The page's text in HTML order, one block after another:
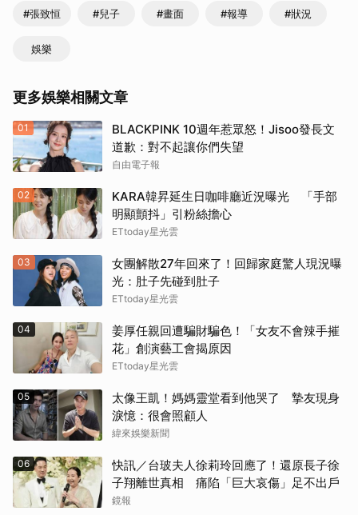
#張致恒 #兒子 #畫面 #報導 #狀況
娛樂
更多娛樂相關文章
01
BLACKPINK 10週年惹眾怒！Jisoo發長文
道歉：對不起讓你們失望
自由電子報
02
KARA韓昇延生日咖啡廳近況曝光 「手部
明顯顫抖」引粉絲擔心
ETtoday星光雲
03
女團解散27年回來了！回歸家庭驚人現況曝
光：肚子先碰到肚子
ETtoday星光雲
04
姜厚任親回遭騙財騙色！「女友不會辣手摧
花」創演藝工會揭原因
ETtoday星光雲
05
太像王凱！媽媽靈堂看到他哭了 摯友現身
淚憶：很會照顧人
緯來娛樂新聞
06
快訊／台玻夫人徐莉玲回應了！還原長子徐
子翔離世真相 痛陷「巨大哀傷」足不出戶
鏡報